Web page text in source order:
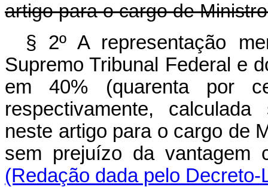
artigo para o cargo de
§ 2º A representação
Supremo Tribunal Federal e
em 40% (quarenta por
respectivamente,
neste artigo para o cargo de
sem prejuízo da vantagem
(Redação dada pelo Decreto-